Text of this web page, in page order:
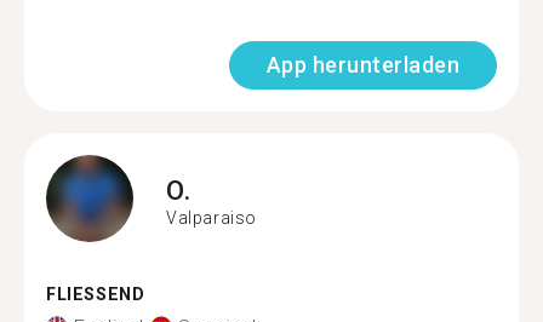
App herunterladen
O.
Valparaiso
FLIESSEND